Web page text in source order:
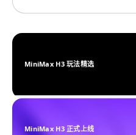
MiniMax H3 玩法精选
MiniMax H3 正式上线